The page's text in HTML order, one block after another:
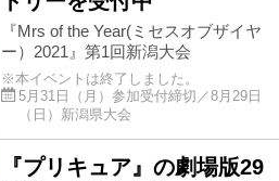
『Mrs of the Year(ミセスオブザイヤ
ー）2021』第1回新潟大会
※本イベントは終了しました。
5月31日（月）参加受付締切／8月29日
（日）新潟県大会
『プリキュア』の劇場版29